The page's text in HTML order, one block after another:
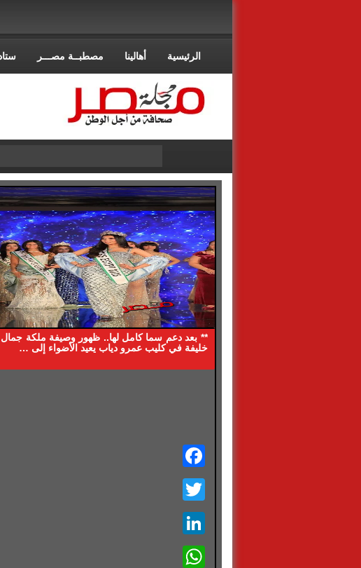
الرئيسية أهالينا مصطبــة مصـــر
** بعد دعم سما كامل لها.. ظهور وصيفة ملكة
خليفة في كليب عمرو دياب يعيد الأضواء إلى …